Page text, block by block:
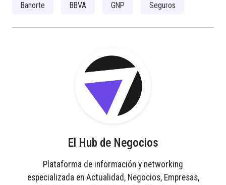
Banorte BBVA GNP Seguros
El Hub de Negocios
Plataforma de información y networking
especializada en Actualidad, Negocios, Empresas,